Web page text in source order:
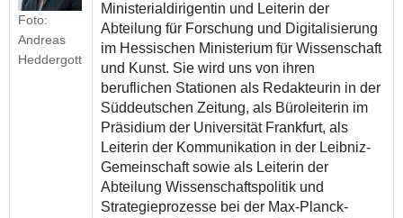
Foto:
Andreas
Heddergott
Ministerialdirigentin und Leiterin der
Abteilung für Forschung und Digitalisierung
im Hessischen Ministerium für Wissenschaft
und Kunst. Sie wird uns von ihren
beruflichen Stationen als Redakteurin in der
Süddeutschen Zeitung, als Büroleiterin im
Präsidium der Universität Frankfurt, als
Leiterin der Kommunikation in der Leibniz-
Gemeinschaft sowie als Leiterin der
Abteilung Wissenschaftspolitik und
Strategieprozesse bei der Max-Planck-